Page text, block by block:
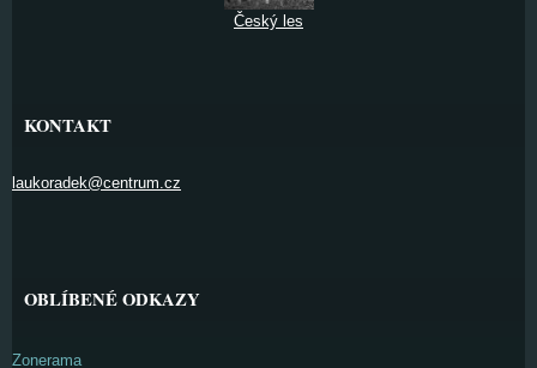
Český les
KONTAKT
laukoradek@centrum.cz
OBLÍBENÉ ODKAZY
Zonerama